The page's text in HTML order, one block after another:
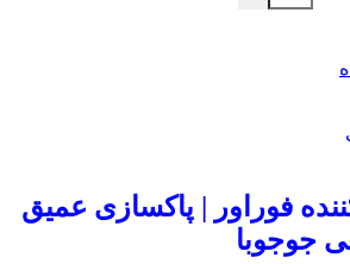
فوراور | پاکسازی عمیق
جوجوبا